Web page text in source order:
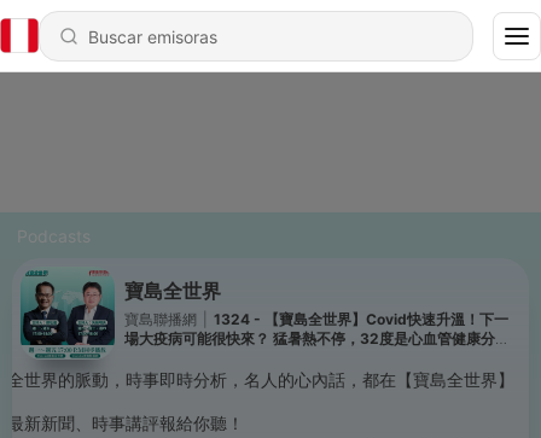
Podcasts
寶島全世界
寶島聯播網
1324 - 【寶島全世界】Covid快速升溫！下一
場大疫病可能很快來？ 猛暑熱不停，32度是心血管健康分界
2026/08/06
全世界的脈動，時事即時分析，名人的心內話，都在【寶島全世界】
最新新聞、時事講評報給你聽！